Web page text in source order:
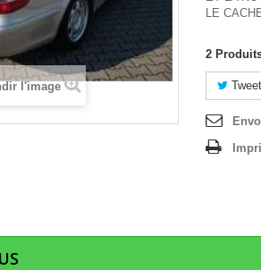
l'image
LE
2
Tweet